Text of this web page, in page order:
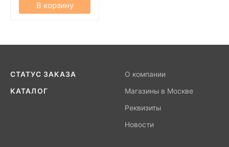
В корзину
СТАТУС ЗАКАЗА
КАТАЛОГ
О компании
Магазины в Москве
Реквизиты
Новости